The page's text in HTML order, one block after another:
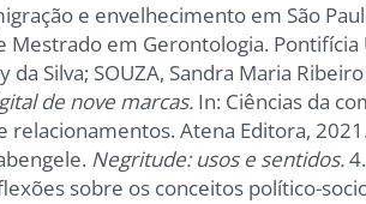
e envelhecimento em São
Mestrado em Gerontologia. Pontifícia
da Silva; SOUZA, Sandra Maria
de nove marcas. In: Ciências da
relacionamentos. Atena Editora, 2021.
Negritude: usos e sentidos.
sobre os conceitos político-